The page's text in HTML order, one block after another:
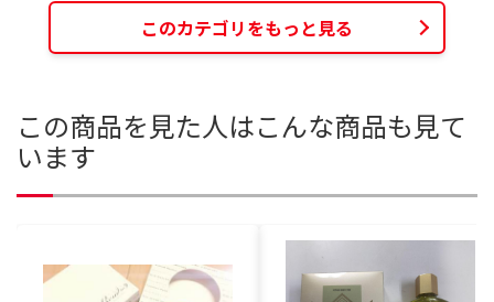
このカテゴリをもっと見る
この商品を見た人はこんな商品も見て
います